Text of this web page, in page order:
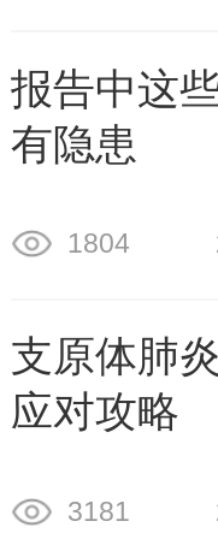
报告中这
有隐患
1804
支原体肺
应对攻略
3181